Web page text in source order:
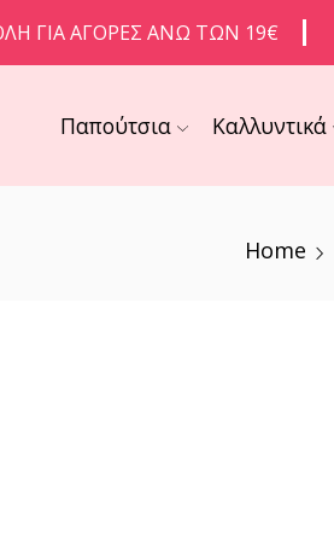
ΓΙΑ ΑΓΟΡΈΣ ΆΝΩ ΤΩΝ 19€
Παπούτσια Καλλυντικά
Home